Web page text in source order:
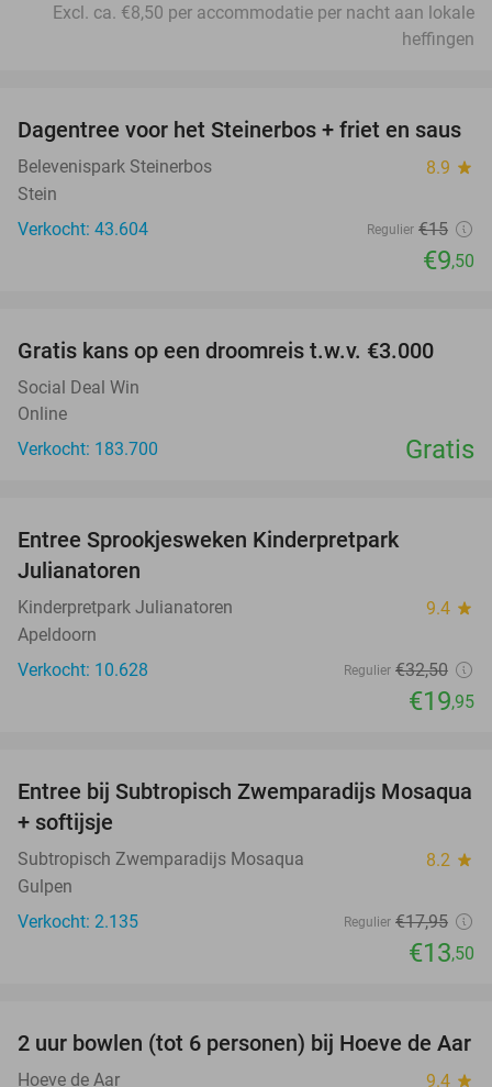
Excl. ca. €8,50 per accommodatie per nacht aan lokale
heffingen
37%
Dagentree voor het Steinerbos + friet en saus
Belevenispark Steinerbos 8.9 star
Stein
Verkocht: 43.604
Regulier €15
€9,50
Gratis kans op een droomreis t.w.v. €3.000
Social Deal Win
Online
Verkocht: 183.700
Gratis
Entree Sprookjesweken Kinderpretpark
Julianatoren
Kinderpretpark Julianatoren 9.4 star
Apeldoorn
Verkocht: 10.628
Regulier €32,50
€19,95
25%
Entree bij Subtropisch Zwemparadijs Mosaqua
+ softijsje
Subtropisch Zwemparadijs Mosaqua 8.2 star
Gulpen
Verkocht: 2.135
Regulier €17,95
€13,50
50%
2 uur bowlen (tot 6 personen) bij Hoeve de Aar
Hoeve de Aar 9.4 star